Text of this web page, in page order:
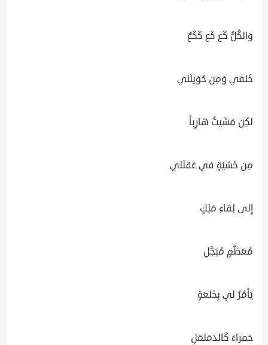
وَالكُلُّ كَع كَع كَكَعٌ
خَلفي وَمِن حُوَيلَلي
لكِن مَشَيتُ هارِباً
مِن خَشيَةٍ في عَقلَلي
إِلى لِقاءِ مَلِكٍ
مُعَظَّمٍ مُبَجَّلِ
يَأمُرُ لي بِخَلعَةٍ
حَمراءَ كَالدَمَلمَلِ